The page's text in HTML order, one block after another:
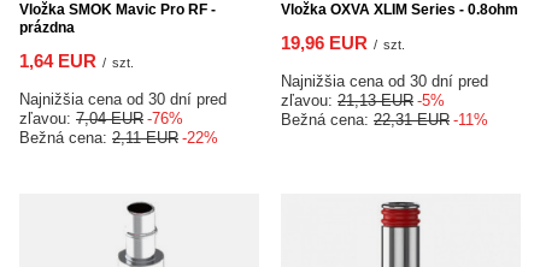
Vložka SMOK Mavic Pro RF -
prázdna
1,64 EUR / szt.
Najnižšia cena od 30 dní pred
zľavou: 7,04 EUR -76%
Bežná cena: 2,11 EUR -22%
Vložka OXVA XLIM Series - 0.8ohm
19,96 EUR / szt.
Najnižšia cena od 30 dní pred
zľavou: 21,13 EUR -5%
Bežná cena: 22,31 EUR -11%